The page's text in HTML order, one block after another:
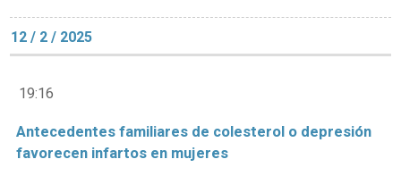
12 / 2 / 2025
19:16
Antecedentes familiares de colesterol o depresión
favorecen infartos en mujeres